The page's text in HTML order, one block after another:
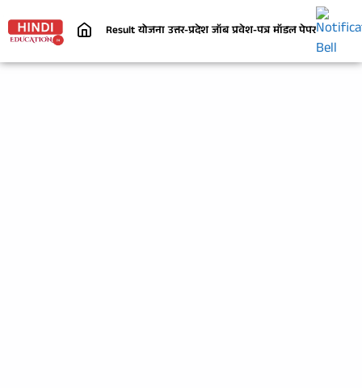
Result योजना उत्तर-प्रदेशजॉबप्रवेश-पत्रमॉडल पेपर निबंध